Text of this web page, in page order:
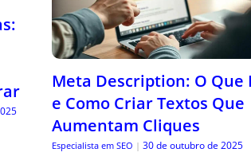
Meta Description: O Que
e Como Criar Textos Que
Aumentam Cliques
Especialista em SEO | 30 de outubro de 2025